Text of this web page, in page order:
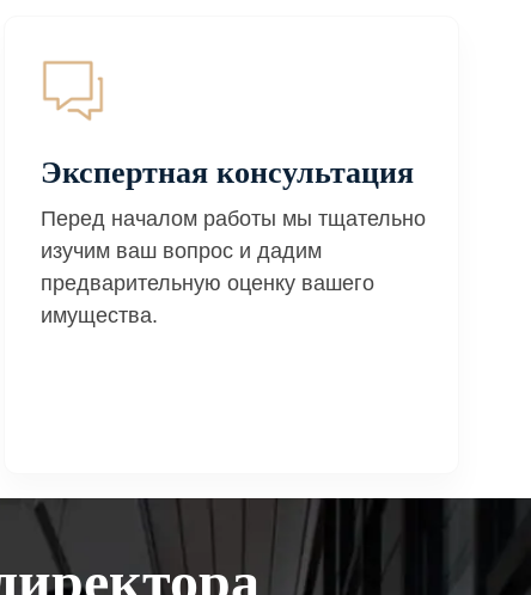
Экспертная консультация
Перед началом работы мы тщательно
изучим ваш вопрос и дадим
предварительную оценку вашего
имущества.